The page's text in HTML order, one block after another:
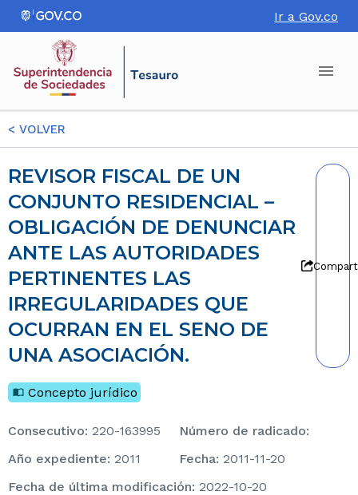
Ir a Gov.co
< VOLVER
REVISOR FISCAL DE UN
CONJUNTO RESIDENCIAL –
OBLIGACIÓN DE DENUNCIAR
ANTE LAS AUTORIDADES
PERTINENTES LAS
IRREGULARIDADES QUE
OCURRAN EN EL SENO DE
UNA ASOCIACIÓN.
Concepto jurídico
consecutivo: 220-163995 Número de radicado:
Año expediente: 2011 Fecha: 2011-11-20
Fecha de última modificación: 2022-10-20